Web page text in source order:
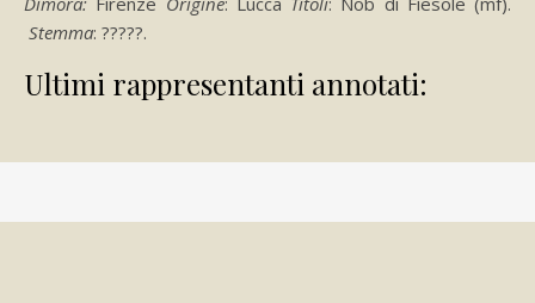
Stemma: ?????.
Ultimi rappresentanti annotati: